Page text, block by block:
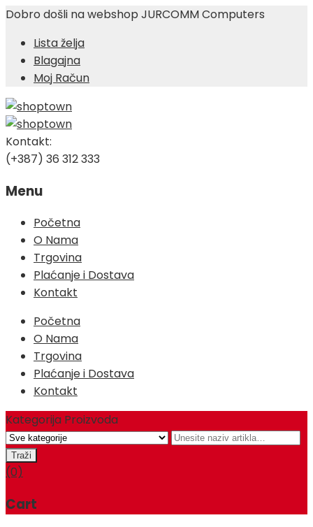
Dobro došli na webshop JURCOMM Computers
Lista želja
Blagajna
Moj Račun
Kontakt:
(+387) 36 312 333
Menu
Skip
content
Početna
O Nama
Trgovina
Plaćanje i Dostava
Kontakt
Početna
O Nama
Trgovina
Plaćanje i Dostava
Kontakt
Kategorija Proizvoda
(0)
Cart